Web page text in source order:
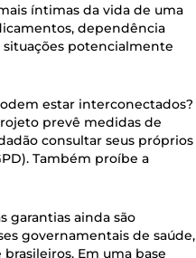
íntimas da vida de uma
dependência
situações potencialmente
estar interconectados?
prevê medidas de
consultar seus próprios
Também proíbe a
garantias ainda são
governamentais de saúde,
Em uma base